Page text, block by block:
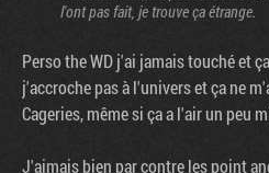
l'ont pas fait, je trouve ça étrange.
Perso the WD j'ai jamais touché et
j'accroche pas à l'univers et ça ne
Cageries, même si ça a l'air un peu
J'aimais bien par contre les point